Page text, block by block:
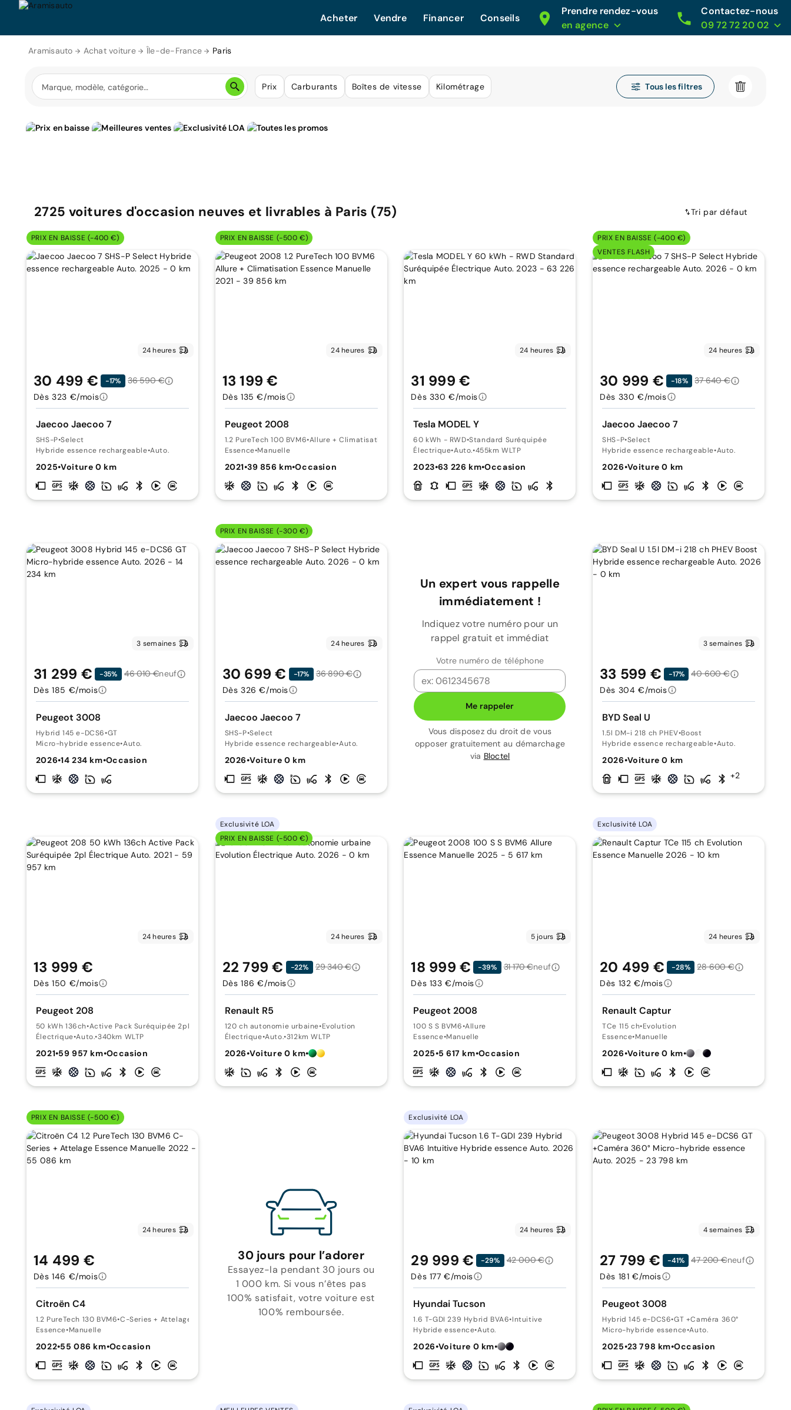
Acheter Vendre Financer Conseils
Prendre rendez-vous
en agence
Contactez-nous
09 72 72 20 02
Aramisauto Achat voiture Île-de-France Paris
Prix Carburants Boîtes de vitesse Kilométrage Tous les filtres
2725 voitures d'occasion neuves et livrables à Paris (75) Tri par défaut
PRIX EN BAISSE (-400 €)
24 heures
Jaecoo Jaecoo 7
SHS-P•Select
Hybride essence rechargeable•Auto.
2025•Voiture 0 km
30 499 € -17%
36 590 €
Dès 323 €/mois
PRIX EN BAISSE (-500 €)
24 heures
Peugeot 2008
1.2 PureTech 100 BVM6•Allure + Climatisation
Essence•Manuelle
2021•39 856 km•Occasion
13 199 €
Dès 135 €/mois
24 heures
Tesla MODEL Y
60 kWh - RWD•Standard Suréquipée
Électrique•Auto.•455km WLTP
2023•63 226 km•Occasion
31 999 €
Dès 330 €/mois
PRIX EN BAISSE (-400 €)
VENTES FLASH
24 heures
Jaecoo Jaecoo 7
SHS-P•Select
Hybride essence rechargeable•Auto.
2026•Voiture 0 km
30 999 € -18%
37 640 €
Dès 330 €/mois
3 semaines
Peugeot 3008
Hybrid 145 e-DCS6•GT
Micro-hybride essence•Auto.
2026•14 234 km•Occasion
31 299 € -35% 46 010 €neuf
Dès 185 €/mois
PRIX EN BAISSE (-300 €)
24 heures
Jaecoo Jaecoo 7
SHS-P•Select
Hybride essence rechargeable•Auto.
2026•Voiture 0 km
30 699 € -17%
36 890 €
Dès 326 €/mois
Un expert vous rappelle
immédiatement !
Indiquez votre numéro pour un
rappel gratuit et immédiat
Votre numéro de téléphone
Me rappeler
Vous disposez du droit de vous
opposer gratuitement au démarchage
via Bloctel
3 semaines
BYD Seal U
1.5l DM-i 218 ch PHEV•Boost
Hybride essence rechargeable•Auto.
2026•Voiture 0 km
+2
33 599 € -17%
40 600 €
Dès 304 €/mois
24 heures
Peugeot 208
50 kWh 136ch•Active Pack Suréquipée 2pl
Électrique•Auto.•340km WLTP
2021•59 957 km•Occasion
13 999 €
Dès 150 €/mois
Exclusivité LOA
PRIX EN BAISSE (-500 €)
24 heures
Renault R5
120 ch autonomie urbaine•Evolution
Électrique•Auto.•312km WLTP
2026•Voiture 0 km•
22 799 € -22%
29 340 €
Dès 186 €/mois
5 jours
Peugeot 2008
100 S S BVM6•Allure
Essence•Manuelle
2025•5 617 km•Occasion
18 999 € -39% 31 170 €neuf
Dès 133 €/mois
Exclusivité LOA
24 heures
Renault Captur
TCe 115 ch•Evolution
Essence•Manuelle
2026•Voiture 0 km•
20 499 € -28%
28 600 €
Dès 132 €/mois
PRIX EN BAISSE (-500 €)
24 heures
Citroën C4
1.2 PureTech 130 BVM6•C-Series + Attelage
Essence•Manuelle
2022•55 086 km•Occasion
14 499 €
Dès 146 €/mois
30 jours pour l’adorer
Essayez-la pendant 30 jours ou
1 000 km. Si vous n’êtes pas
100% satisfait, votre voiture est
100% remboursée.
Exclusivité LOA
24 heures
Hyundai Tucson
1.6 T-GDI 239 Hybrid BVA6•Intuitive
Hybride essence•Auto.
2026•Voiture 0 km•
29 999 € -29%
42 000 €
Dès 177 €/mois
4 semaines
Peugeot 3008
Hybrid 145 e-DCS6•GT +Caméra 360°
Micro-hybride essence•Auto.
2025•23 798 km•Occasion
27 799 € -41% 47 200 €neuf
Dès 181 €/mois